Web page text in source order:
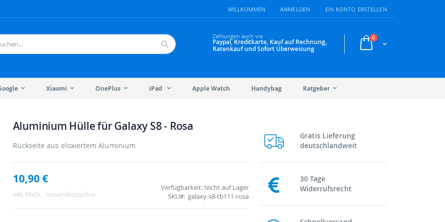
WILLKOMMEN ANMELDEN EIN KONTO ERSTELLEN
Warenkorb
0Artikel
Zahlungen auch via
Paypal, Kreditkarte, Kauf auf Rechnung,
Ratenkauf und Sofort Überweisung
Xiaomi OnePlus iPad Apple Watch Handybag Ratgeber
Aluminium Hülle für Galaxy S8 - Rosa
Rückseite aus eloxiertem Aluminium
10,90 €
Inkl. MwSt. , versandkostenfrei
Verfügbarkeit: Nicht auf Lager
SKU
galaxy-s8-tb111-rosa
Gratis Lieferung
deutschlandweit
30 Tage
Widerrufsrecht